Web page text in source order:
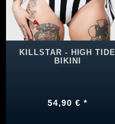
KILLSTAR - HIGH TIDE
BIKINI
54,90 € *